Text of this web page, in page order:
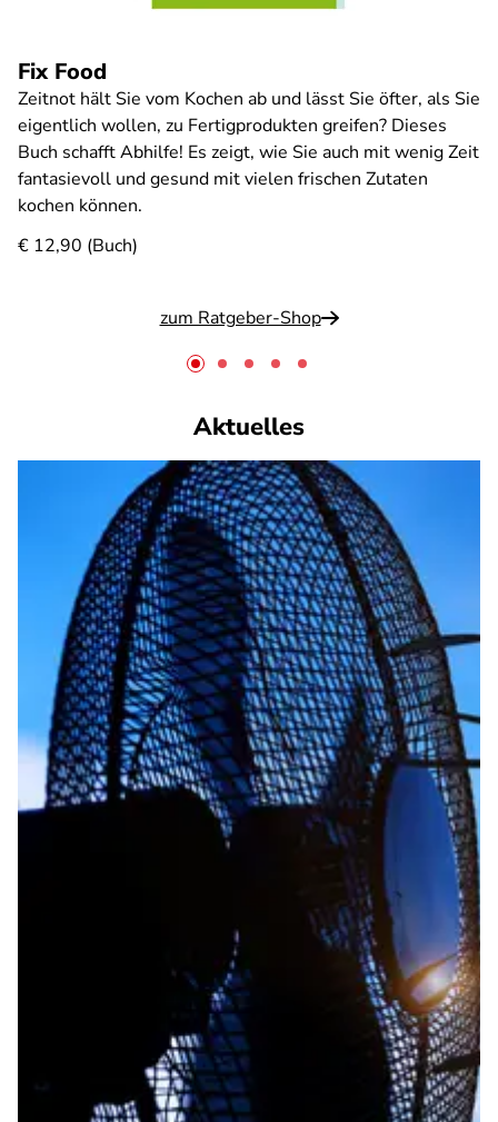
Fix Food
Zeitnot hält Sie vom Kochen ab und lässt Sie öfter, als Sie
eigentlich wollen, zu Fertigprodukten greifen? Dieses
Buch schafft Abhilfe! Es zeigt, wie Sie auch mit wenig Zeit
fantasievoll und gesund mit vielen frischen Zutaten
kochen können.
€ 12,90 (Buch)
zum Ratgeber-Shop
Aktuelles